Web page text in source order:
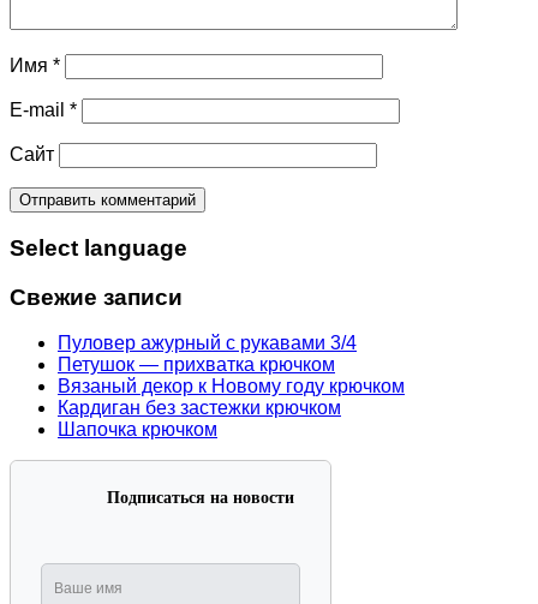
Имя *
E-mail *
Сайт
Select language
Свежие записи
Пуловер ажурный с рукавами 3/4
Петушок — прихватка крючком
Вязаный декор к Новому году крючком
Кардиган без застежки крючком
Шапочка крючком
Подписаться на новости